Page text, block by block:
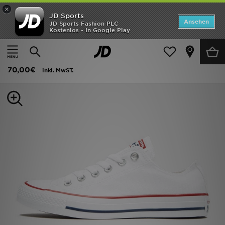
×
JD Sports
JD Sports Fashion PLC
Kostenlos - In Google Play
Ansehen
Startseite
Frauen Frauenschuhe Sneakers
Converse Chuck Taylor All Star Ox Damen
70,00€
inkl. MwST.
Startseite
ANGEBOTE
Herren